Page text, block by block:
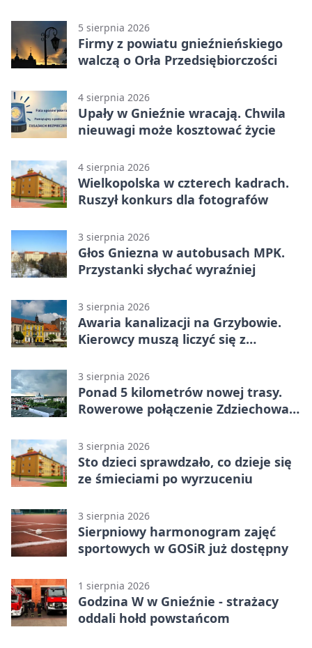
5 sierpnia 2026
Firmy z powiatu gnieźnieńskiego
walczą o Orła Przedsiębiorczości
4 sierpnia 2026
Upały w Gnieźnie wracają. Chwila
nieuwagi może kosztować życie
4 sierpnia 2026
Wielkopolska w czterech kadrach.
Ruszył konkurs dla fotografów
3 sierpnia 2026
Głos Gniezna w autobusach MPK.
Przystanki słychać wyraźniej
3 sierpnia 2026
Awaria kanalizacji na Grzybowie.
Kierowcy muszą liczyć się z
3 sierpnia 2026
Ponad 5 kilometrów nowej trasy.
Rowerowe połączenie Zdziechowa z
3 sierpnia 2026
Sto dzieci sprawdzało, co dzieje się
ze śmieciami po wyrzuceniu
3 sierpnia 2026
Sierpniowy harmonogram zajęć
sportowych w GOSiR już dostępny
1 sierpnia 2026
Godzina W w Gnieźnie - strażacy
oddali hołd powstańcom